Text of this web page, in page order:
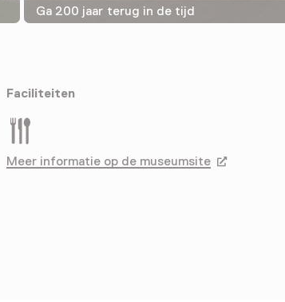
Ga 200 jaar terug in de tijd
Faciliteiten
Restaurant
Meer informatie op de museumsite Opent in